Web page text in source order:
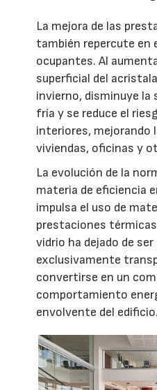
La mejora de las
también repercute en
ocupantes. Al
superficial del
invierno, disminuye la
fría y se reduce el
interiores, mejorando
viviendas, oficinas y
La evolución de la
materia de eficiencia
impulsa el uso de
prestaciones
vidrio ha dejado de
exclusivamente
convertirse en un
comportamiento
envolvente del edificio.